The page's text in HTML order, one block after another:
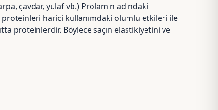
çavdar, yulaf vb.) Prolamin adındaki
harici kullanımdaki olumlu etkileri ile
proteinlerdir. Böylece saçın elastikiyetini ve